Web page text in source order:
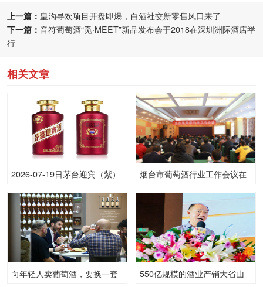
上一篇： 皇沟寻欢项目开盘即爆，白酒社交新零售风口来了
下一篇： 音符葡萄酒“觅·MEET”新品发布会于2018在深圳洲际酒店举
行
相关文章
2026-07-19日茅台迎宾（紫）
涨 126元
烟台市葡萄酒行业工作会议在
向年轻人卖葡萄酒，要换一套
550亿规模的酒业产销大省山